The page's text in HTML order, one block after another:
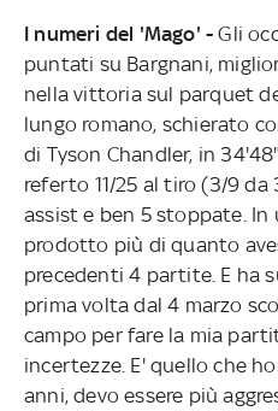
I numeri del 'Mago' -Gli
puntati su Bargnani,
nella vittoria sul parquet
lungo romano, schierato
di Tyson Chandler, in
referto 11/25 al tiro (3/9 da
assist e ben 5 stoppate. In
prodotto più di quanto
precedenti 4 partite. E ha
prima volta dal 4 marzo
campo per fare la mia
incertezze. E' quello che
anni, devo essere più